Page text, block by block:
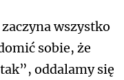
wszystko
sobie, że
oddalamy się